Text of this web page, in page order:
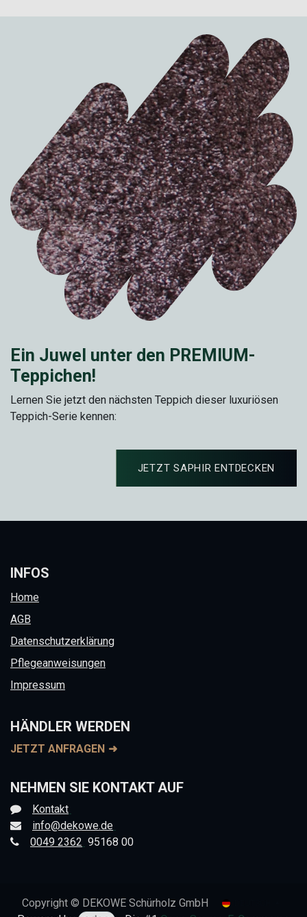
Ein Juwel unter den PREMIUM-
Teppichen!
Lernen Sie jetzt den nächsten Teppich dieser luxuriösen
Teppich-Serie kennen:
JETZT SAPHIR ENTDECKEN
INFOS
Home
AGB
Datenschutzerklärung
Pflegeanweisungen
Impressum
HÄNDLER WERDEN
JETZT ANFRAGEN
NEHMEN SIE KONTAKT AUF
Kontakt
info@dekowe.de
0049 2362 95168 00
Copyright © DEKOWE Schürholz GmbH